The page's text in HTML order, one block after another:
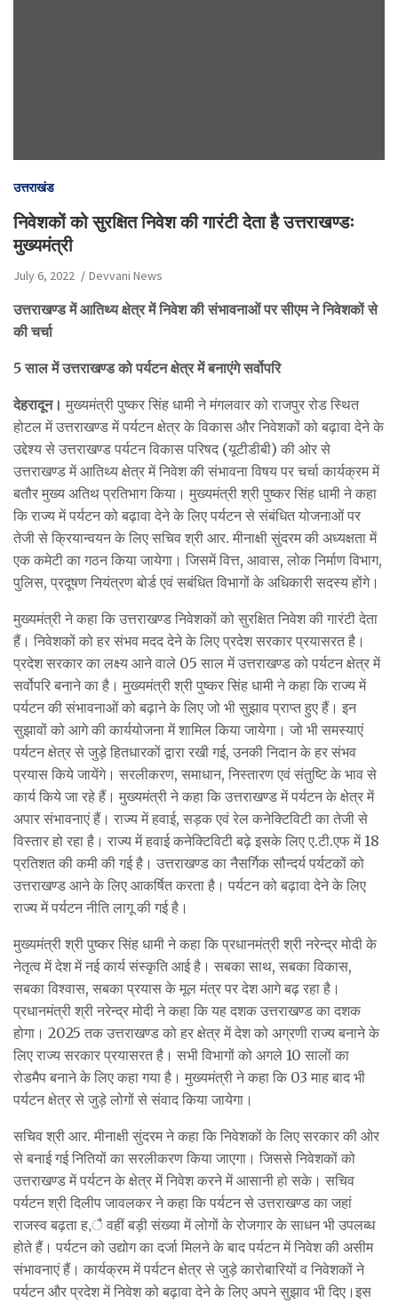
उत्तराखंड
निवेशकों को सुरक्षित निवेश की गारंटी देता है उत्तराखण्डः
मुख्यमंत्री
July 6, 2022 Devvani News
उत्तराखण्ड में आतिथ्य क्षेत्र में निवेश की संभावनाओं पर सीएम ने निवेशकों से
की चर्चा
5 साल में उत्तराखण्ड को पर्यटन क्षेत्र में बनाएंगे सर्वोपरि
देहरादून। मुख्यमंत्री पुष्कर सिंह धामी ने मंगलवार को राजपुर रोड स्थित
होटल में उत्तराखण्ड में पर्यटन क्षेत्र के विकास और निवेशकों को बढ़ावा देने के
उद्देश्य से उत्तराखण्ड पर्यटन विकास परिषद (यूटीडीबी) की ओर से
उत्तराखण्ड में आतिथ्य क्षेत्र में निवेश की संभावना विषय पर चर्चा कार्यक्रम में
बतौर मुख्य अतिथ प्रतिभाग किया। मुख्यमंत्री श्री पुष्कर सिंह धामी ने कहा
कि राज्य में पर्यटन को बढ़ावा देने के लिए पर्यटन से संबंधित योजनाओं पर
तेजी से क्रियान्वयन के लिए सचिव श्री आर. मीनाक्षी सुंदरम की अध्यक्षता में
एक कमेटी का गठन किया जायेगा। जिसमें वित्त, आवास, लोक निर्माण विभाग,
पुलिस, प्रदूषण नियंत्रण बोर्ड एवं सबंधित विभागों के अधिकारी सदस्य होंगे।
मुख्यमंत्री ने कहा कि उत्तराखण्ड निवेशकों को सुरक्षित निवेश की गारंटी देता
हैं। निवेशकों को हर संभव मदद देने के लिए प्रदेश सरकार प्रयासरत है।
प्रदेश सरकार का लक्ष्य आने वाले 05 साल में उत्तराखण्ड को पर्यटन क्षेत्र में
सर्वोपरि बनाने का है। मुख्यमंत्री श्री पुष्कर सिंह धामी ने कहा कि राज्य में
पर्यटन की संभावनाओं को बढ़ाने के लिए जो भी सुझाव प्राप्त हुए हैं। इन
सुझावों को आगे की कार्ययोजना में शामिल किया जायेगा। जो भी समस्याएं
पर्यटन क्षेत्र से जुड़े हितधारकों द्वारा रखी गई, उनकी निदान के हर संभव
प्रयास किये जायेंगे। सरलीकरण, समाधान, निस्तारण एवं संतुष्टि के भाव से
कार्य किये जा रहे हैं। मुख्यमंत्री ने कहा कि उत्तराखण्ड में पर्यटन के क्षेत्र में
अपार संभावनाएं हैं। राज्य में हवाई, सड़क एवं रेल कनेक्टिविटी का तेजी से
विस्तार हो रहा है। राज्य में हवाई कनेक्टिविटी बढ़े इसके लिए ए.टी.एफ में 18
प्रतिशत की कमी की गई है। उत्तराखण्ड का नैसर्गिक सौन्दर्य पर्यटकों को
उत्तराखण्ड आने के लिए आकर्षित करता है। पर्यटन को बढ़ावा देने के लिए
राज्य में पर्यटन नीति लागू की गई है।
मुख्यमंत्री श्री पुष्कर सिंह धामी ने कहा कि प्रधानमंत्री श्री नरेन्द्र मोदी के
नेतृत्व में देश में नई कार्य संस्कृति आई है। सबका साथ, सबका विकास,
सबका विश्वास, सबका प्रयास के मूल मंत्र पर देश आगे बढ़ रहा है।
प्रधानमंत्री श्री नरेन्द्र मोदी ने कहा कि यह दशक उत्तराखण्ड का दशक
होगा। 2025 तक उत्तराखण्ड को हर क्षेत्र में देश को अग्रणी राज्य बनाने के
लिए राज्य सरकार प्रयासरत है। सभी विभागों को अगले 10 सालों का
रोडमैप बनाने के लिए कहा गया है। मुख्यमंत्री ने कहा कि 03 माह बाद भी
पर्यटन क्षेत्र से जुड़े लोगों से संवाद किया जायेगा।
सचिव श्री आर. मीनाक्षी सुंदरम ने कहा कि निवेशकों के लिए सरकार की ओर
से बनाई गई नितियों का सरलीकरण किया जाएगा। जिससे निवेशकों को
उत्तराखण्ड में पर्यटन के क्षेत्र में निवेश करने में आसानी हो सके। सचिव
पर्यटन श्री दिलीप जावलकर ने कहा कि पर्यटन से उत्तराखण्ड का जहां
राजस्व बढ़ता ह,ै वहीं बड़ी संख्या में लोगों के रोजगार के साधन भी उपलब्ध
होते हैं। पर्यटन को उद्योग का दर्जा मिलने के बाद पर्यटन में निवेश की असीम
संभावनाएं हैं। कार्यक्रम में पर्यटन क्षेत्र से जुड़े कारोबारियों व निवेशकों ने
पर्यटन और प्रदेश में निवेश को बढ़ावा देने के लिए अपने सुझाव भी दिए।इस